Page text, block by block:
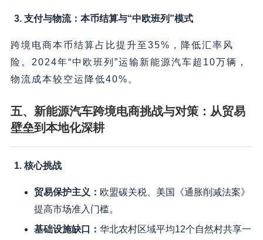
3. 支付与物流：本币结算与“中欧班列”模式
跨境电商本币结算占比提升至35%，降低汇率风
险。2024年“中欧班列”运输新能源汽车超10万辆，
物流成本较空运降低40%。
五、新能源汽车跨境电商挑战与对策：从贸易
壁垒到本地化深耕
1. 核心挑战
贸易保护主义 ： 欧盟碳关税、美国《通胀削减法案》
提高市场准入门槛。
基础设施缺口 ： 华北农村区域平均12个自然村共享一